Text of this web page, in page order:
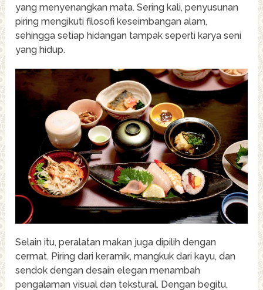
yang menyenangkan mata. Sering kali, penyusunan
piring mengikuti filosofi keseimbangan alam,
sehingga setiap hidangan tampak seperti karya seni
yang hidup.
Selain itu, peralatan makan juga dipilih dengan
cermat. Piring dari keramik, mangkuk dari kayu, dan
sendok dengan desain elegan menambah
pengalaman visual dan tekstural. Dengan begitu,